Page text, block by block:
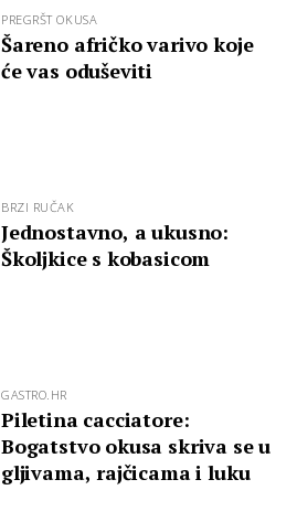
PREGRŠT OKUSA
Šareno afričko varivo koje
će vas oduševiti
BRZI RUČAK
Jednostavno, a ukusno:
Školjkice s kobasicom
GASTRO.HR
Piletina cacciatore:
Bogatstvo okusa skriva se u
gljivama, rajčicama i luku